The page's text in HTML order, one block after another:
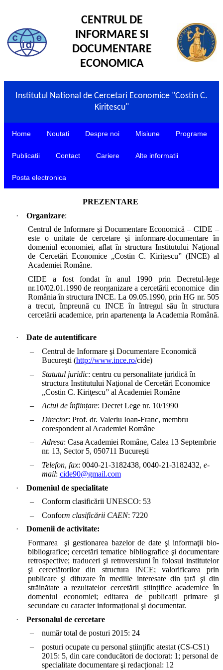
CENTRUL DE
INFORMARE SI
DOCUMENTARE
ECONOMICA
Institutul National de Cercetari Economice "Costin C.
Kiritescu"
Home Noutati Despre noi Misiune Programe
Publicatii Contact Cariere Alte informatii
Posta electronica
PREZENTARE
·
Organizare:
Centrul de Informare şi Documentare Economică – CIDE –
este o unitate de cercetare şi informare-documentare în
domeniul economiei, aflat în structura Institutului Naţional
de Cercetări Economice „Costin C. Kiriţescu” (INCE) al
Academiei Române.
CIDE a fost fondat în anul 1990 prin Decretul-lege
nr.10/02.01.1990 de reorganizare a cercetării economice din
România în structura INCE. La 09.05.1990, prin HG nr. 505
a trecut, împreună cu INCE în întregul său în structura
cercetării academice, prin apartenenţa la Academia Română.
·
Date de autentificare
‒
Centrul de Informare şi Documentare Economică
Bucureşti (http://www.ince.ro/cide)
‒
Statutul juridic: centru cu personalitate juridică în
structura Institutului Naţional de Cercetări Economice
„Costin C. Kiriţescu” al Academiei Române
‒
Actul de înființare: Decret Lege nr. 10/1990
‒
Director: Prof. dr. Valeriu Ioan-Franc, membru
corespondent al Academiei Române
‒
Adresa: Casa Academiei Române, Calea 13 Septembrie
nr. 13, Sector 5, 050711 Bucureşti
‒
Telefon, fax: 0040-21-3182438, 0040-21-3182432, e-
mail: cide90@gmail.com
·
Domeniul de specialitate
‒
Conform clasificării UNESCO: 53
‒
Conform clasificării CAEN: 7220
·
Domenii de activitate:
Formarea şi gestionarea bazelor de date şi informaţii bio-
bibliografice; cercetări tematice bibliografice şi documentare
retrospective; traduceri şi retroversiuni în folosul institutelor
şi cercetătorilor din structura INCE; valorificarea prin
publicare şi difuzare în mediile interesate din țară şi din
străinătate a rezultatelor cercetării științifice academice în
domeniul economiei; editarea de publicații primare şi
secundare cu caracter informațional şi documentar.
·
Personalul de cercetare
‒
număr total de posturi 2015: 24
‒
posturi ocupate cu personal ştiinţific atestat (CS-CS1)
2015: 5, din care conducători de doctorat: 1; personal de
specialitate documentare şi redacțional: 12